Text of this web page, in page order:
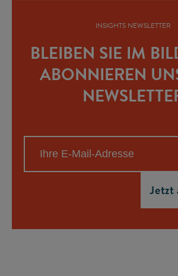
INSIGHTS NEWSLETTER
BLEIBEN SIE IM
ABONNIEREN